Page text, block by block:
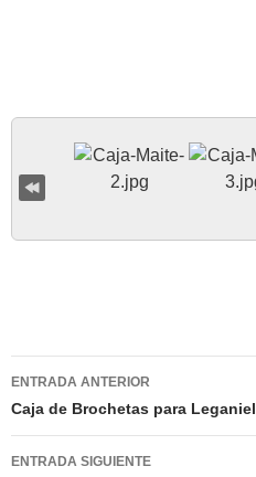
Navegación
de
entradas
ENTRADA ANTERIOR
Caja de Brochetas para Leganiel
ENTRADA SIGUIENTE